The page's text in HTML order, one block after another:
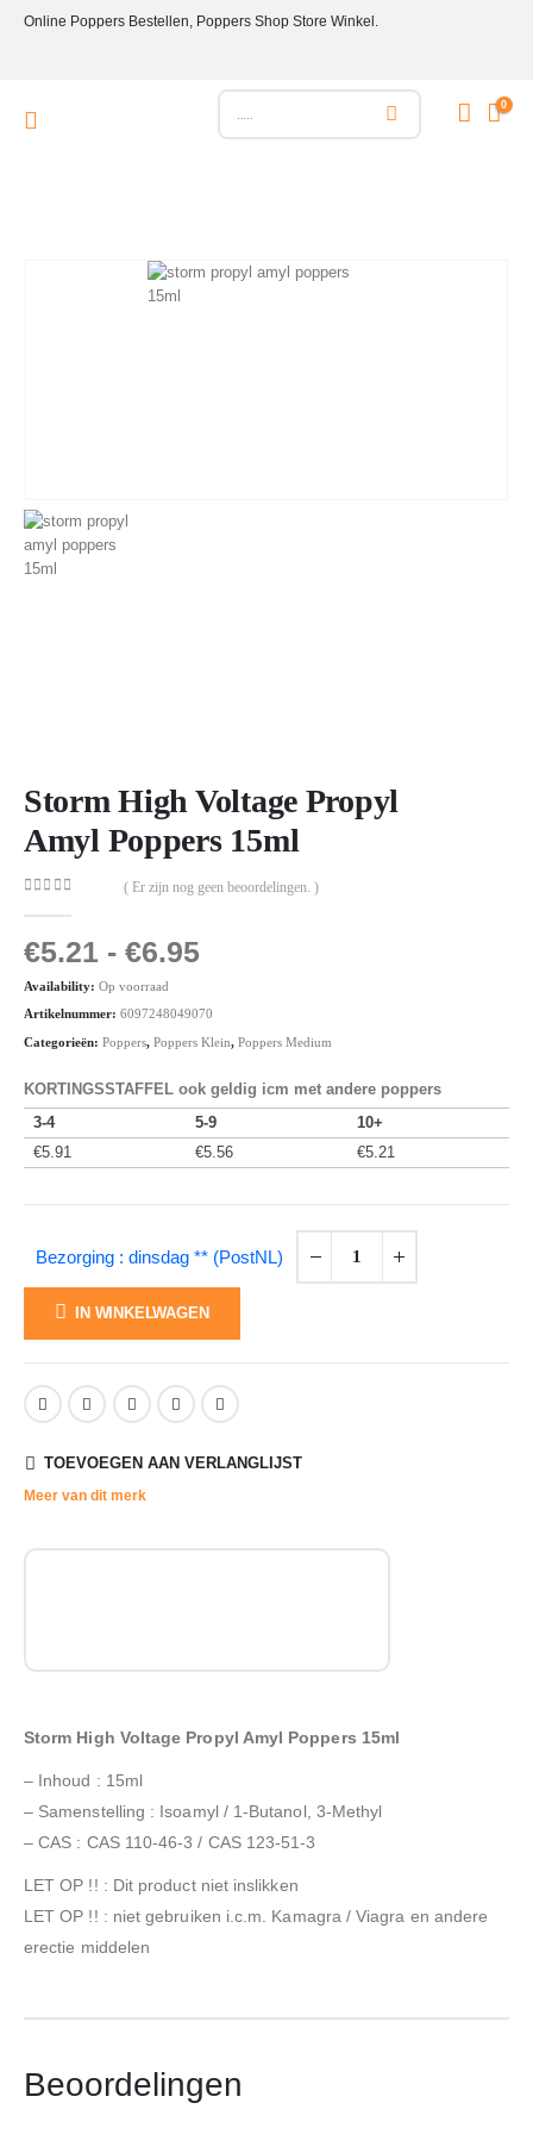
Online Poppers Bestellen, Poppers Shop Store Winkel.
0
Storm High Voltage Propyl
Amyl Poppers 15ml
( Er zijn nog geen beoordelingen. )
€5.21 - €6.95
Availability: Op voorraad
Artikelnummer: 6097248049070
Categorieën: Poppers, Poppers Klein, Poppers Medium
KORTINGSSTAFFEL ook geldig icm met andere poppers
3-4
5-9
10+
€5.91 €5.56 €5.21
Bezorging : dinsdag ** (PostNL)
IN WINKELWAGEN
TOEVOEGEN AAN VERLANGLIJST
Meer van dit merk
Storm High Voltage Propyl Amyl Poppers 15ml
– Inhoud : 15ml
– Samenstelling : Isoamyl / 1-Butanol, 3-Methyl
– CAS : CAS 110-46-3 / CAS 123-51-3
LET OP !! : Dit product niet inslikken
LET OP !! : niet gebruiken i.c.m. Kamagra / Viagra en andere
erectie middelen
Beoordelingen